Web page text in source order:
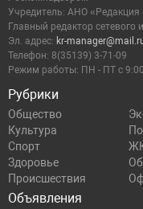
Рубрики
Общество
Культура
Спорт
Здоровье
Происшествия
Объявления
Учредитель: АНО «Редакция
Главный редактор сетевого
Эл. адрес: kr-
Телефон: 8(35139) 3-71-09
Режим работы: ПН - ПТ с